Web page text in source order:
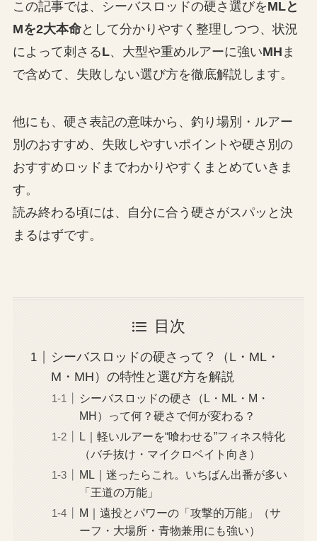
この記事では、シーバスロッドの硬さ選びをMLと
Mを2大本命として分かりやすく整理しつつ、状況
によって刺さるL、大型や重めルアーに強いMH ま
で含めて、失敗しない選び方を徹底解説します。
他にも、硬さ表記の意味から、釣り場別・ルアー
別のおすすめ、失敗しやすいポイントや硬さ別の
おすすめロッドまでわかりやすくまとめていきま
す。
読み終わる頃には、自分に合う硬さがスパッと決
まるはずです。
目次
シーバスロッドの硬さって？（L・ML・
M・MH）の特性と選び方を解説
シーバスロッドの硬さ（L・ML・M・
MH）って何？硬さで何が変わる？
L｜軽いルアーを“喰わせる”フィネス特化
（バチ抜け・マイクロベイト向き）
ML｜迷ったらこれ。いちばん出番が多い
「王道の万能」
M｜遠投とパワーの「攻撃的万能」（サ
ーフ・大場所・青物兼用にも強い）